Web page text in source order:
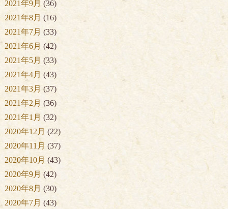
2021年9月 (36)
2021年8月 (16)
2021年7月 (33)
2021年6月 (42)
2021年5月 (33)
2021年4月 (43)
2021年3月 (37)
2021年2月 (36)
2021年1月 (32)
2020年12月 (22)
2020年11月 (37)
2020年10月 (43)
2020年9月 (42)
2020年8月 (30)
2020年7月 (43)